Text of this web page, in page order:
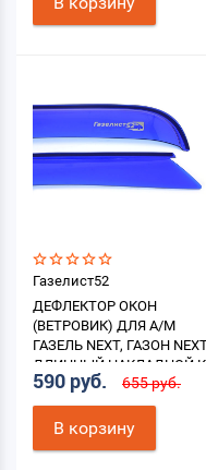
Газелист52
ДЕФЛЕКТОР ОКОН
(ВЕТРОВИК) ДЛЯ А/М
ГАЗЕЛЬ NEXT, ГАЗОН
ДЛИННЫЙ НАКЛАДНОЙ
2ШТ. (СИНИЙ)
590 руб. 655 руб.
В корзину